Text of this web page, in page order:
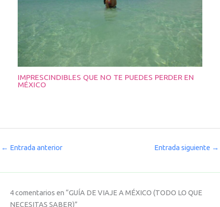
IMPRESCINDIBLES QUE NO TE PUEDES PERDER EN
MÉXICO
← Entrada anterior Entrada siguiente →
4 comentarios en “GUÍA DE VIAJE A MÉXICO (TODO LO QUE
NECESITAS SABER)”